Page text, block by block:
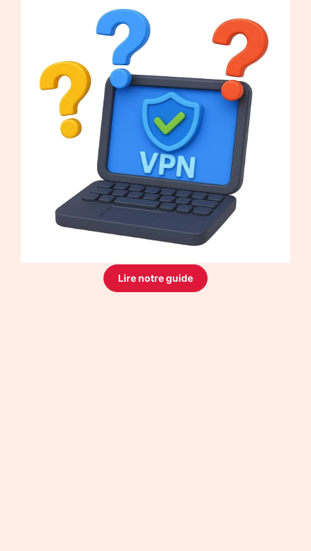
Lire notre guide